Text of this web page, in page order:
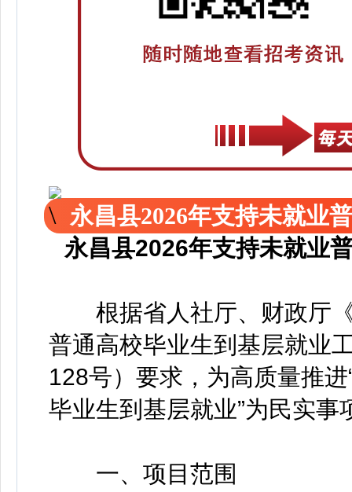
永昌县2026年支持未就业
永昌县2026年支持未就业
根据省人社厅、财政厅《
普通高校毕业生到基层就业
128号）要求，为高质量推
毕业生到基层就业”为民实
一、项目范围